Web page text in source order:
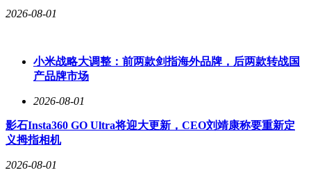
2026-08-01
小米战略大调整：前两款剑指海外品牌，后两款转战国
产品牌市场
2026-08-01
影石Insta360 GO Ultra将迎大更新，CEO刘靖康称要重新定
义拇指相机
2026-08-01